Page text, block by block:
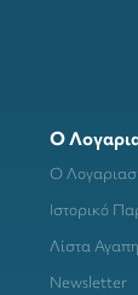
Ο
Ο
Ιστορικό
Λίστα
Newsletter